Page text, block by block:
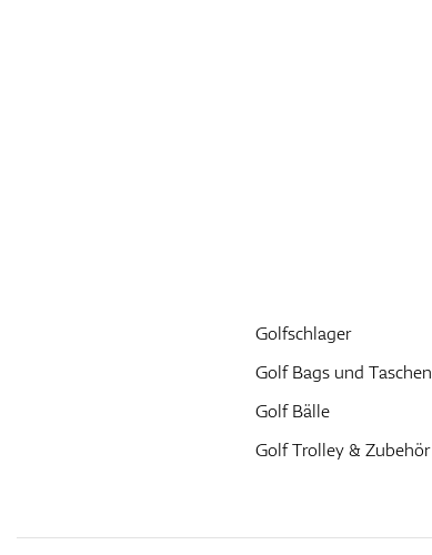
Golfschlager
Golf Bags und Taschen
Golf Bälle
Golf Trolley & Zubehör